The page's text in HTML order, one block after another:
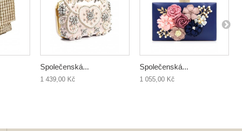
Společenská...
1 439,00 Kč
Společenská...
1 055,00 Kč